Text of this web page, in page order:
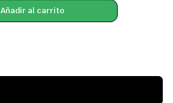
Añadir al carrito